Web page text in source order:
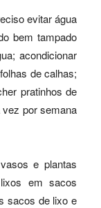
evitar água
bem tampado
acondicionar
de calhas;
pratinhos de
por semana
e plantas
em sacos
sacos de lixo e